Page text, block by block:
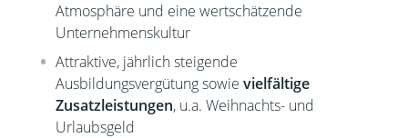
Atmosphäre und eine wertschätzende
Unternehmenskultur
Attraktive, jährlich steigende
Ausbildungsvergütung sowievielfältige
Zusatzleistungen, u.a. Weihnachts- und
Urlaubsgeld